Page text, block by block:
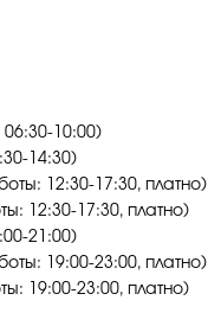
10:00)
14:30)
12:30-17:30, платно)
12:30-17:30, платно)
21:00)
19:00-23:00, платно)
19:00-23:00, платно)